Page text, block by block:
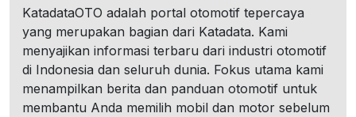
KatadataOTO adalah portal otomotif tepercaya
yang merupakan bagian dari Katadata. Kami
menyajikan informasi terbaru dari industri otomotif
di Indonesia dan seluruh dunia. Fokus utama kami
menampilkan berita dan panduan otomotif untuk
membantu Anda memilih mobil dan motor sebelum